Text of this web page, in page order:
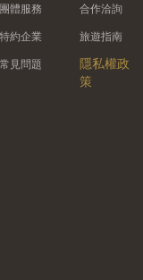
團體服務 合作洽詢
特約企業 旅遊指南
常見問題
隱私權政
策